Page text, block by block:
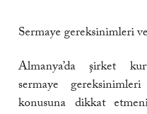
Sermaye gereksinimleri ve
Almanya’da şirket
sermaye
konusuna dikkat